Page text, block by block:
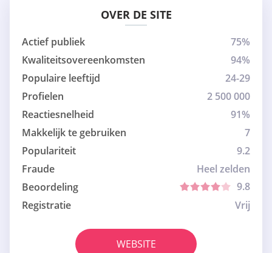
OVER DE SITE
Actief publiek
75%
Kwaliteitsovereenkomsten
94%
Populaire leeftijd
24-29
Profielen
2 500 000
Reactiesnelheid
91%
Makkelijk te gebruiken
7
Populariteit
9.2
Fraude
Heel zelden
Beoordeling
9.8
Registratie
Vrij
WEBSITE